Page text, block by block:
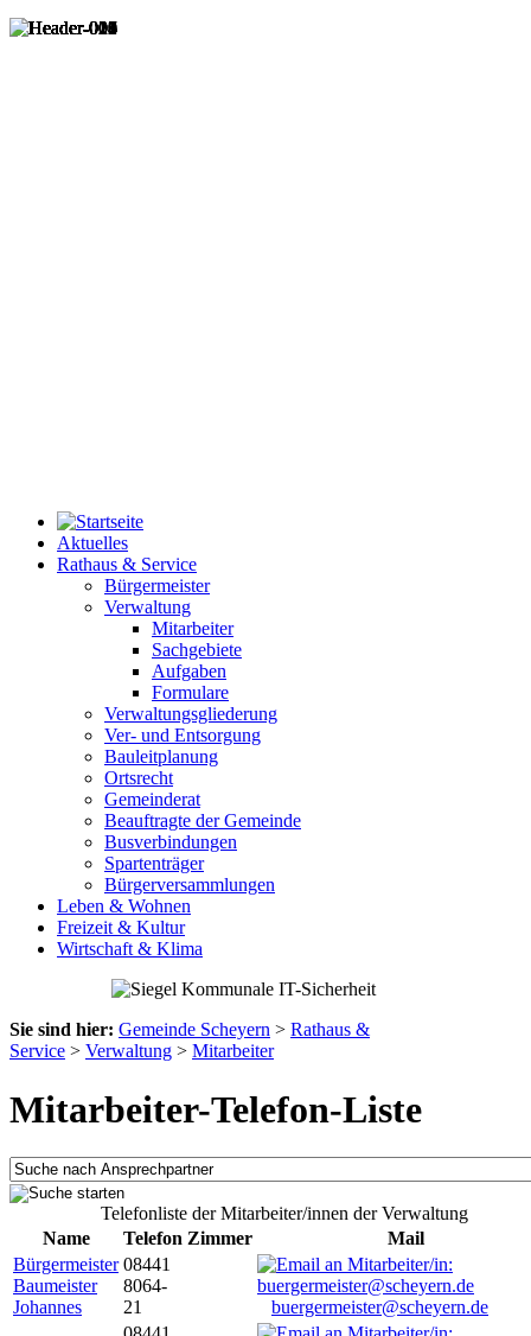
Aktuelles
Rathaus & Service
Bürgermeister
Verwaltung
Mitarbeiter
Sachgebiete
Aufgaben
Formulare
Verwaltungsgliederung
Ver- und Entsorgung
Bauleitplanung
Ortsrecht
Gemeinderat
Beauftragte der Gemeinde
Busverbindungen
Spartenträger
Bürgerversammlungen
Leben & Wohnen
Freizeit & Kultur
Wirtschaft & Klima
Sie sind hier: Gemeinde Scheyern > Rathaus &
Service > Verwaltung > Mitarbeiter
Mitarbeiter-Telefon-Liste
Telefonliste der Mitarbeiter/innen der Verwaltung
Name
Telefon Zimmer
Mail
Bürgermeister
Baumeister
Johannes
08441
8064-
21
buergermeister@scheyern.de